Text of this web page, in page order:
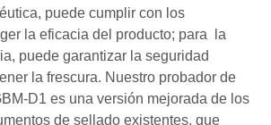
puede cumplir con los
la eficacia del producto; para
la
puede garantizar la seguridad
la frescura. Nuestro probador de
D1 es una versión mejorada de los
de sellado existentes, que